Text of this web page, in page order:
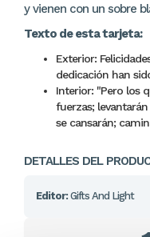
y vienen con un sobre
Texto de esta tarjeta:
Exterior:
dedicación han
Interior: "Pero los
fuerzas;
se cansarán;
DETALLES DEL
Editor: Gifts And Light